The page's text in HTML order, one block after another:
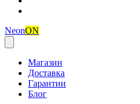
NeonON
Магазин
Доставка
Гарантии
Блог